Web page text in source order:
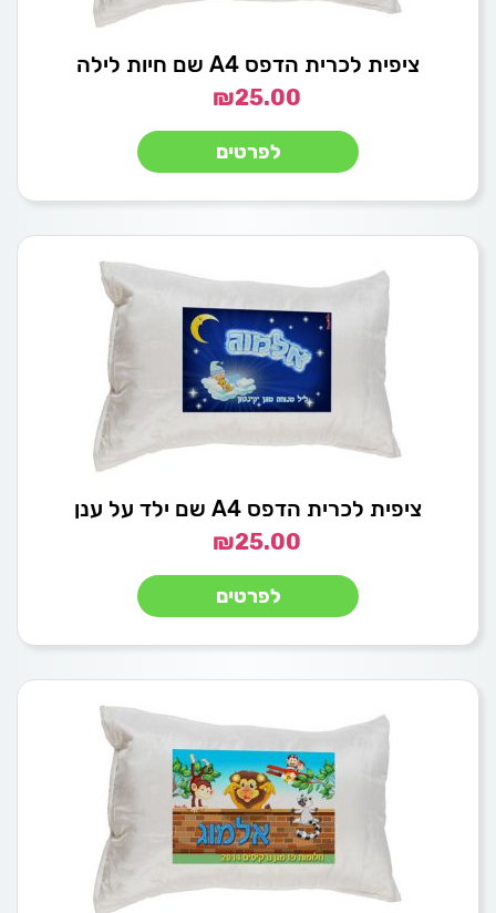
ציפית לכרית הדפס A4 שם חיות לילה
₪25.00
לפרטים
ציפית לכרית הדפס A4 שם ילד על ענן
₪25.00
לפרטים